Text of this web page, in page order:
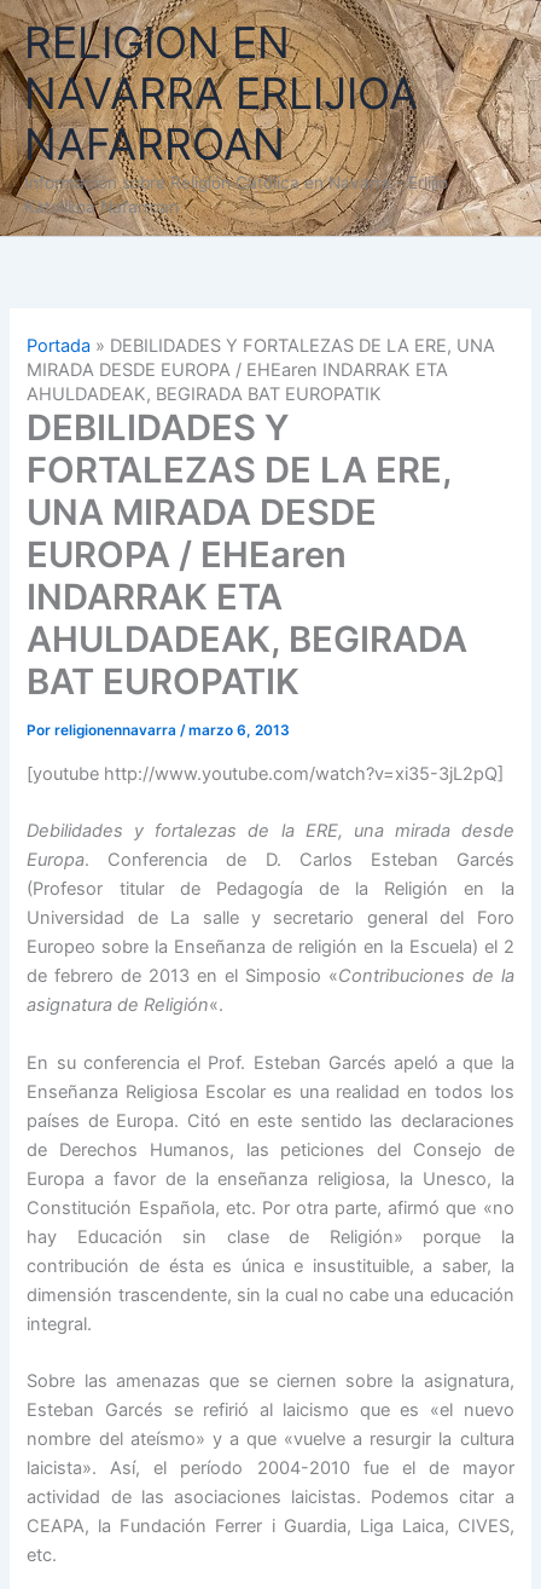
Ir
al
contenido
RELIGION EN
NAVARRA ERLIJIOA
NAFARROAN
Información sobre Religión Católica en Navarra - Erlijio
Katolikoa Nafarroan
Portada » DEBILIDADES Y FORTALEZAS DE LA ERE, UNA
MIRADA DESDE EUROPA / EHEaren INDARRAK ETA
AHULDADEAK, BEGIRADA BAT EUROPATIK
DEBILIDADES Y
FORTALEZAS DE LA ERE,
UNA MIRADA DESDE
EUROPA / EHEaren
INDARRAK ETA
AHULDADEAK, BEGIRADA
BAT EUROPATIK
Porreligionennavarra/marzo 6, 2013
[youtube http://www.youtube.com/watch?v=xi35-3jL2pQ]
Debilidades y fortalezas de la ERE, una mirada desde
Europa. Conferencia de D. Carlos Esteban Garcés
(Profesor titular de Pedagogía de la Religión en la
Universidad de La salle y secretario general del Foro
Europeo sobre la Enseñanza de religión en la Escuela) el 2
de febrero de 2013 en el Simposio «Contribuciones de la
asignatura de Religión«.
En su conferencia el Prof. Esteban Garcés apeló a que la
Enseñanza Religiosa Escolar es una realidad en todos los
países de Europa. Citó en este sentido las declaraciones
de Derechos Humanos, las peticiones del Consejo de
Europa a favor de la enseñanza religiosa, la Unesco, la
Constitución Española, etc. Por otra parte, afirmó que «no
hay Educación sin clase de Religión» porque la
contribución de ésta es única e insustituible, a saber, la
dimensión trascendente, sin la cual no cabe una educación
integral.
Sobre las amenazas que se ciernen sobre la asignatura,
Esteban Garcés se refirió al laicismo que es «el nuevo
nombre del ateísmo» y a que «vuelve a resurgir la cultura
laicista». Así, el período 2004-2010 fue el de mayor
actividad de las asociaciones laicistas. Podemos citar a
CEAPA, la Fundación Ferrer i Guardia, Liga Laica, CIVES,
etc.